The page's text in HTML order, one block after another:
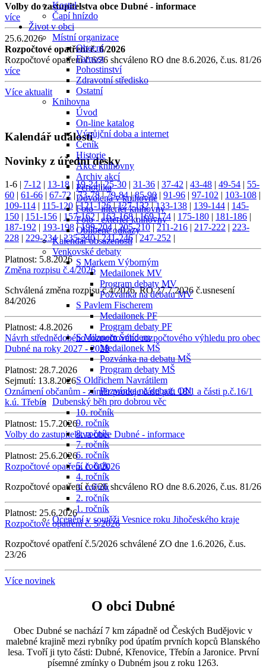
Kostel
Čapí hnízdo
Život v obci
Místní organizace
Obecní
Farnost
Pohostinství
Zdravotní středisko
Ostatní
Knihovna
Úvod
On-line katalog
Výpůjční doba a internet
Ceník
Historie
Akce knihovny
Archiv akcí
Periodika
Dovolená v knihovně
Foto - interiér knihovny
Foto - exteriér knihovny
Oblíbené odkazy
Kalendář obsazenosti
Venkovské debaty
S Markem Výborným
Medailonek MV
Program debaty MV
Pozvánka na debatu MV
S Pavlem Fischerem
Medailonek PF
Program debaty PF
S Milanem Šmídem
Medailonek MŠ
Pozvánka na debatu MŠ
Program debaty MŠ
S Oldřichem Navrátilem
Pozvánka na debatu ON
Dubenský běh pro dobrou věc
10. ročník
9. ročník
8. ročník
7. ročník
6. ročník
5. ročník
4. ročník
3. ročník
2. ročník
1. ročník
Ocenění v soutěži Vesnice roku Jihočeského kraje
Volby do zastupitelstva obce Dubné - informace
více
25.6.2026
Rozpočtové opatření č. 6/2026
Rozpočtové opatření č.6/26 shcváleno RO dne 8.6.2026, č.us. 81/26
více
Více aktualit
Kalendář událostí
Novinky z úřední desky
1-6 | 7-12 | 13-18 | 19-24|25-30 | 31-36 | 37-42 | 43-48 | 49-54 | 55-
60 | 61-66 | 67-72 |73-78|79-84|85-90| 91-96 | 97-102 | 103-108 |
109-114 | 115-120 |121-126|127-132|133-138 | 139-144 | 145-
150 | 151-156 | 157-162|163-168|169-174 | 175-180 | 181-186 |
187-192 | 193-198|199-204|205-210|211-216 | 217-222 | 223-
228 | 229-234|235-240|241-246|247-252 |
Platnost: 5.8.2026
Změna rozpisu č.4/2026
Schválená změna rozpisu č.4/2026, RO 27.7.2026 č.usnesení
84/2026
Platnost: 4.8.2026
Návrh střednědobého rozpočtového rozpočtového výhledu pro obec
Dubné na roky 2027 - 2028
Platnost: 28.7.2026
Sejmutí: 13.8.2026
Oznámení občanům - záměr prodeje části p.č. 18/1 a části p.č.16/1
k.ú. Třebín
Platnost: 15.7.2026
Volby do zastupitelstva obce Dubné - informace
Platnost: 25.6.2026
Rozpočtové opatření č. 6/2026
Rozpočtové opatření č.6/26 shcváleno RO dne 8.6.2026, č.us. 81/26
Platnost: 25.6.2026
Rozpočtové opatření č. 5/2026
Rozpočtové opatření č.5/2026 schválené ZO dne 1.6.2026, č.us.
23/26
Více novinek
O obci Dubné
Obec Dubné se nachází 7 km západně od Českých Budějovic v
malebné krajině mezi rybníky pod úpatím prvních kopců Blanského
lesa. Tvoří ji tyto části: Dubné, Křenovice, Třebín a Jaronice. První
písemné zmínky o Dubném jsou z roku 1263.